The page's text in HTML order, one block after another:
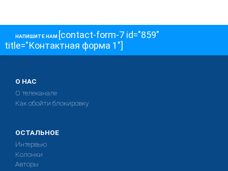
О НАС
О телеканале
Как обойти блокировку
ОСТАЛЬНОЕ
Интервью
Колонки
Авторы
НАПИШИТЕ НАМ [contact-form-7 id="859"
title="Контактная форма 1"]